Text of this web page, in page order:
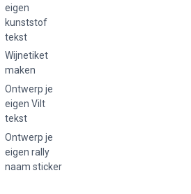
eigen
kunststof
tekst
Wijnetiket
maken
Ontwerp je
eigen Vilt
tekst
Ontwerp je
eigen rally
naam sticker